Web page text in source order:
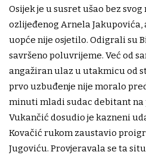
Osijek je u susret ušao bez
ozlijeđenog Arnela
uopće nije osjetilo. Odigrali su
savršeno poluvrijeme. Već od
angažiran ulaz u utakmicu od
prvo uzbuđenje nije moralo
minuti mladi sudac debitant na
Vukančić dosudio je kazneni
Kovačić rukom zaustavio
Jugoviću. Provjeravala se ta